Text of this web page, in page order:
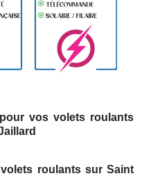
vos volets roulants
roulants sur Saint